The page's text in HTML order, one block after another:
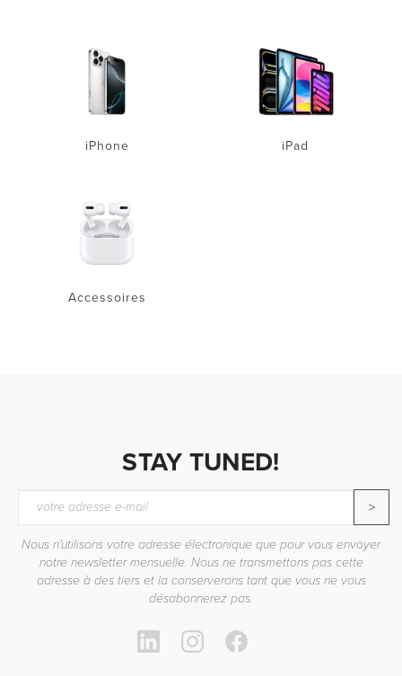
iPhone iPad
Accessoires
STAY TUNED!
>
Nous n'utilisons votre adresse électronique que pour vous envoyer
notre newsletter mensuelle. Nous ne transmettons pas cette
adresse à des tiers et la conserverons tant que vous ne vous
désabonnerez pas.